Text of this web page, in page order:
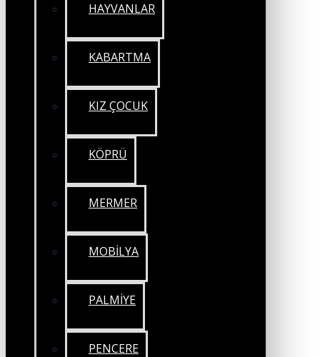
HAYVANLAR
KABARTMA
KIZ ÇOCUK
KÖPRÜ
MERMER
MOBİLYA
PALMİYE
PENCERE